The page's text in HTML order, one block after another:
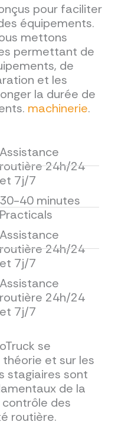
pour faciliter
équipements.
mettons
permettant de
de
et les
la durée de
machinerie.
Assistance
24h/24
et 7j/7
30-40 minutes
Practicals
Assistance
24h/24
et 7j/7
Assistance
routière 24h/24
et 7j/7
se
et sur les
stagiaires sont
de la
des
routière.